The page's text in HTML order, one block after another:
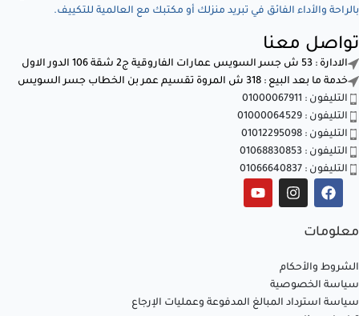
بالراحة والأداء الفائق في تبريد منزلك أو مكتبك مع العالمية للتكييف.
تواصل معنا
الادارة : 53 ش جسر السويس عمارات الفاروقية ج2 شقة 106 الدور الاول
خدمة ما بعد البيع : 318 ش المروة تقسيم عمر بن الخطاب جسر السويس
التليفون : 01000067911
التليفون : 01000064529
التليفون : 01012295098
التليفون : 01068830853
التليفون : 01066640837
معلومات
الشروط والأحكام
سياسة الخصوصية
سياسة استرداد المبالغ المدفوعة وعمليات الإرجاع